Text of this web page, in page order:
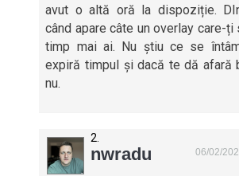
avut o altă oră la dispoziție.
când apare câte un overlay care-ți
timp mai ai. Nu știu ce se
expiră timpul și dacă te dă afară
nu.
nwradu 06/02/